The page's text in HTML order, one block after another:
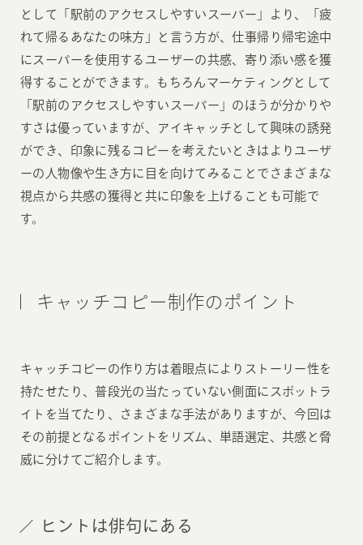
として「駅前のアクセスしやすいスーパー」より、「疲
れて帰るあなたの味方」と言う方が、仕事帰り帰宅途中
にスーパーを使用するユーザーの共感、寄り添い感を獲
得することができます。もちろんマーケティングとして
「駅前のアクセスしやすいスーパー」のほうが分かりや
すさは優っていますが、アイキャッチとして興味の誘発
ができ、印象に残るコピーを考えたいときはよりユーザ
ーの人物像や生き方に目を向けてみることでさまざまな
視点から共感の獲得と共に印象を上げることも可能で
す。
キャッチコピー制作のポイント
キャッチコピーの作り方は着眼点によりストーリー性を
持たせたり、普段光の当たっていない側面にスポットラ
イトを当てたり、さまざまな手法がありますが、今回は
その前提となるポイントをリズム、単語選定、共感と脅
威に分けてご紹介します。
ヒントは俳句にある